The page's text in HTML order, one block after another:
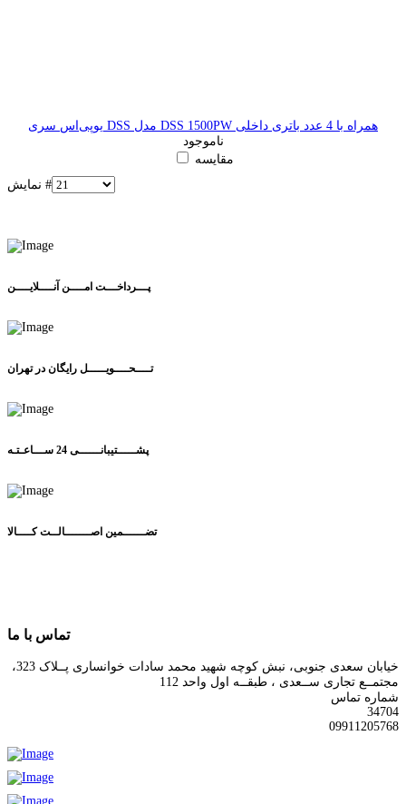
یوپی‌اس سری DSS مدل DSS 1500PW همراه با 4 عدد باتری داخلی
ناموجود
مقایسه
نمایش #
پـــرداخـــت امــــن آنــــلایــــن
تــــحــــویـــــل رایگان در تهران
پشـــــتیبانــــــی 24 ســـاعـتـه
تضــــــمین اصـــــــالــت کــــالا
تماس با ما
خیابان سعدی جنوبی، نبش کوچه شهید محمد سادات خوانساری پــلاک 323،
مجتمــع تجاری ســعدی ، طبقــه اول واحد 112
شماره تماس
34704
09911205768